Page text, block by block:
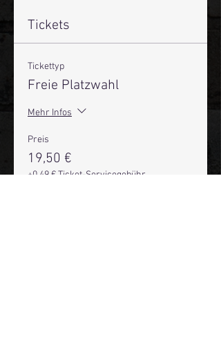
Tickets
Tickettyp
Freie Platzwahl
Mehr Infos
Preis
19,50 €
+0,49 € Ticket-Servicegebühr